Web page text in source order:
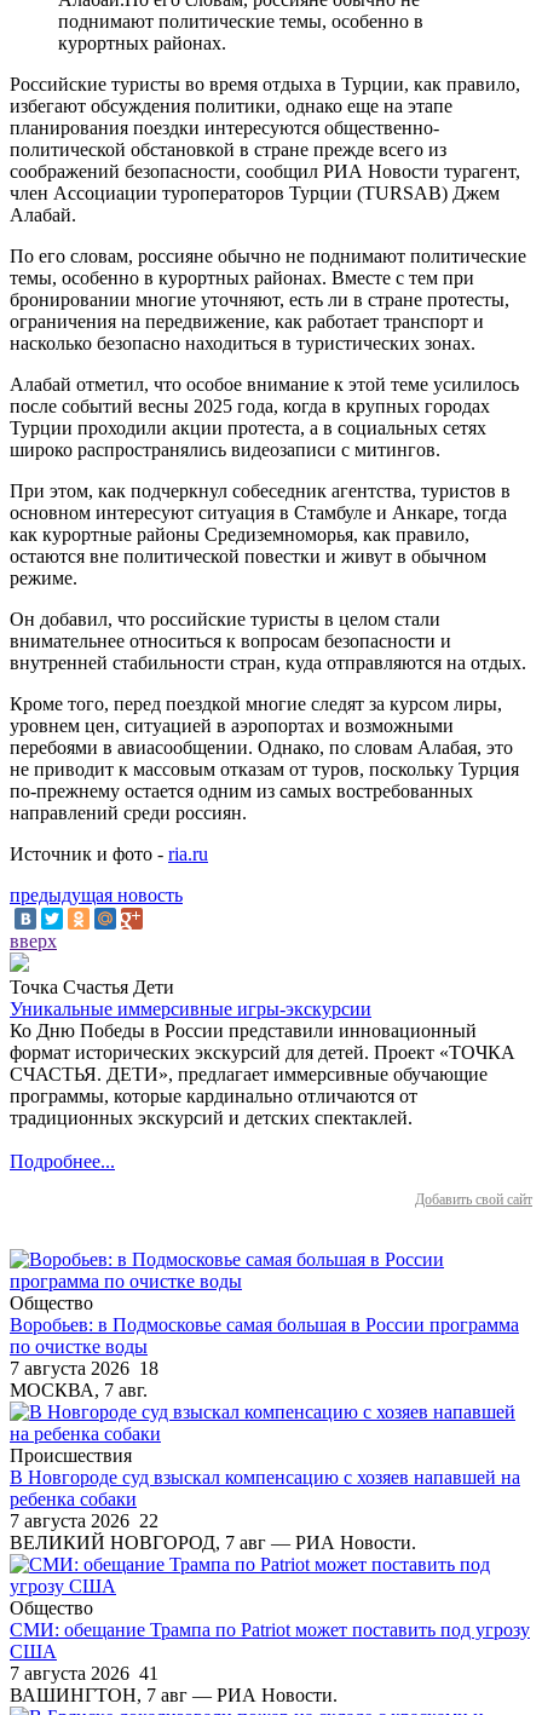
поднимают политические темы, особенно в
курортных районах.
Российские туристы во время отдыха в Турции, как правило,
избегают обсуждения политики, однако еще на этапе
планирования поездки интересуются общественно-
политической обстановкой в стране прежде всего из
соображений безопасности, сообщил РИА Новости турагент,
член Ассоциации туроператоров Турции (TURSAB) Джем
Алабай.
По его словам, россияне обычно не поднимают политические
темы, особенно в курортных районах. Вместе с тем при
бронировании многие уточняют, есть ли в стране протесты,
ограничения на передвижение, как работает транспорт и
насколько безопасно находиться в туристических зонах.
Алабай отметил, что особое внимание к этой теме усилилось
после событий весны 2025 года, когда в крупных городах
Турции проходили акции протеста, а в социальных сетях
широко распространялись видеозаписи с митингов.
При этом, как подчеркнул собеседник агентства, туристов в
основном интересуют ситуация в Стамбуле и Анкаре, тогда
как курортные районы Средиземноморья, как правило,
остаются вне политической повестки и живут в обычном
режиме.
Он добавил, что российские туристы в целом стали
внимательнее относиться к вопросам безопасности и
внутренней стабильности стран, куда отправляются на отдых.
Кроме того, перед поездкой многие следят за курсом лиры,
уровнем цен, ситуацией в аэропортах и возможными
перебоями в авиасообщении. Однако, по словам Алабая, это
не приводит к массовым отказам от туров, поскольку Турция
по-прежнему остается одним из самых востребованных
направлений среди россиян.
Источник и фото - ria.ru
предыдущая новость
вверх
Точка Счастья Дети
Уникальные иммерсивные игры-экскурсии
Ко Дню Победы в России представили инновационный
формат исторических экскурсий для детей. Проект «ТОЧКА
СЧАСТЬЯ. ДЕТИ», предлагает иммерсивные обучающие
программы, которые кардинально отличаются от
традиционных экскурсий и детских спектаклей.
Подробнее...
Добавить свой сайт
Общество
Воробьев: в Подмосковье самая большая в России программа
по очистке воды
7 августа 2026 18
МОСКВА, 7 авг.
Происшествия
В Новгороде суд взыскал компенсацию с хозяев напавшей на
ребенка собаки
7 августа 2026 22
ВЕЛИКИЙ НОВГОРОД, 7 авг — РИА Новости.
Общество
СМИ: обещание Трампа по Patriot может поставить под угрозу
США
7 августа 2026 41
ВАШИНГТОН, 7 авг — РИА Новости.